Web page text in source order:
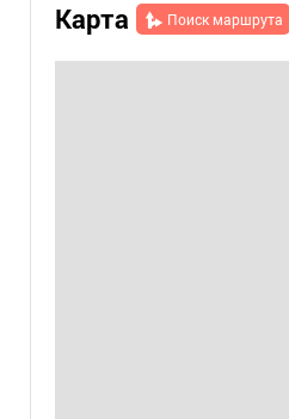
Карта Поиск маршрута